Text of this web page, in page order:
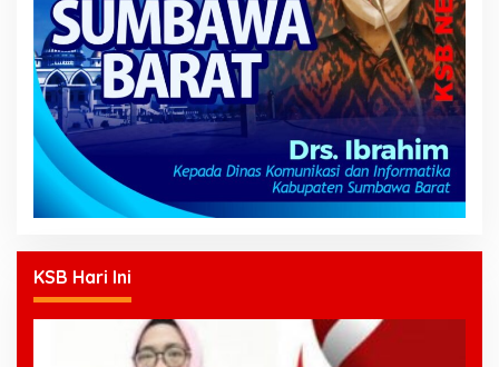
KSB Hari Ini